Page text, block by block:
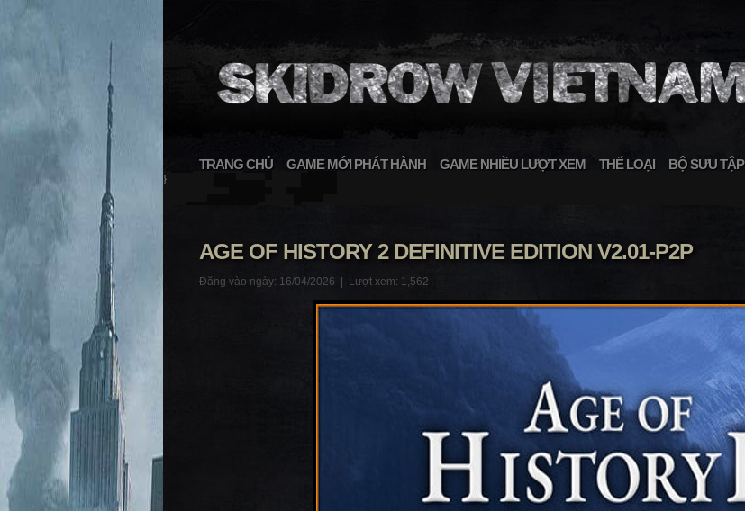
TRANG CHỦ GAME MỚI PHÁT HÀNH GAME NHIỀU LƯỢT XEM THỂ LOẠI BỘ SƯU TẬP
}
AGE OF HISTORY 2 DEFINITIVE EDITION V2.01-P2P
Đăng vào ngày: 16/04/2026 | Lượt xem: 1,562